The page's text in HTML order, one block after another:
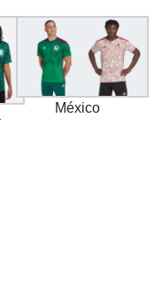
México